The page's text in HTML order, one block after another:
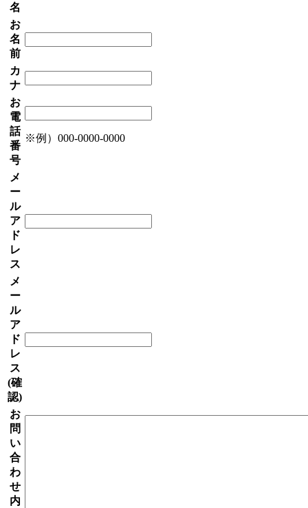
名
お
名
前
カ
ナ
お
電
話
番
号
※例）000-0000-0000
メ
ー
ル
ア
ド
レ
ス
メ
ー
ル
ア
ド
レ
ス
(確
認)
お
問
い
合
わ
せ
内